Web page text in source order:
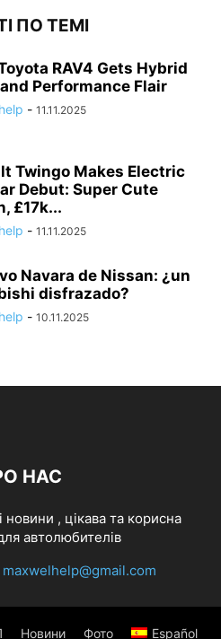
ПО ТЕМІ
RAV4 Gets Hybrid
Performance Flair
- 11.11.2025
Twingo Makes Electric
Debut: Super Cute
£17k...
- 11.11.2025
Navara de Nissan: ¿un
disfrazado?
- 10.11.2025
НАС
новини , цікава та корисна
автолюбителів
maxwelhelp@gmail.com
Новини Фото Español